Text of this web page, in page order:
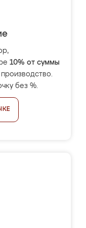
10% от суммы
без %.